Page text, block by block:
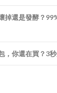
掉還是發酵？
，你還在買？3